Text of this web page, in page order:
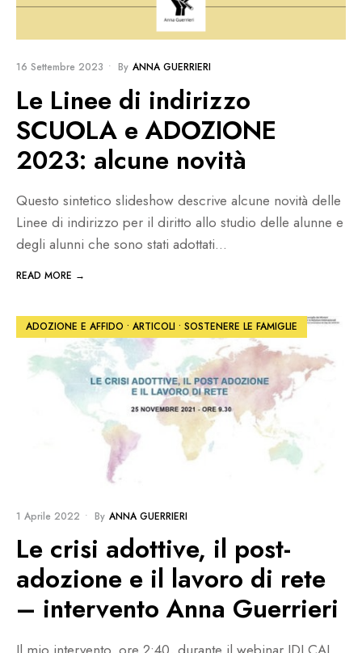
16 Settembre 2023 • By ANNA GUERRIERI
Le Linee di indirizzo
SCUOLA e ADOZIONE
2023: alcune novità
Questo sintetico slideshow descrive alcune novità delle
Linee di indirizzo per il diritto allo studio delle alunne e
degli alunni che sono stati adottati...
READ MORE →
ADOZIONE E AFFIDO • ARTICOLI • SOSTENERE LE FAMIGLIE
1 Aprile 2022 • By ANNA GUERRIERI
Le crisi adottive, il post-
adozione e il lavoro di rete
– intervento Anna Guerrieri